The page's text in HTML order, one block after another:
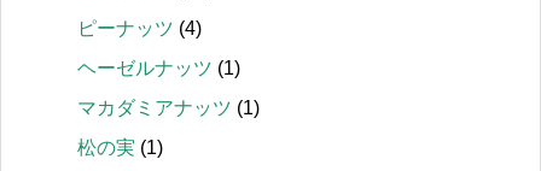
ピーナッツ (4)
ヘーゼルナッツ (1)
マカダミアナッツ (1)
松の実 (1)